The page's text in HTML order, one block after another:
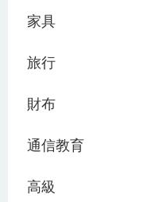
家具
旅行
財布
通信教育
高級